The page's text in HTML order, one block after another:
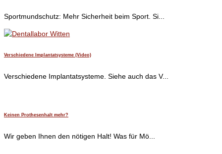
Sportmundschutz: Mehr Sicherheit beim Sport. Si...
Verschiedene Implantatsysteme (Video)
Verschiedene Implantatsysteme. Siehe auch das V...
Keinen Prothesenhalt mehr?
Wir geben Ihnen den nötigen Halt! Was für Mö...